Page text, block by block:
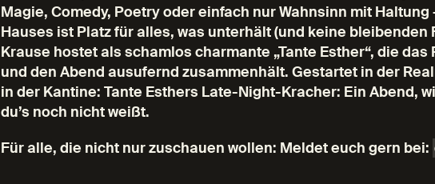
Magie, Comedy, Poetry oder einfach nur Wahnsinn mit Haltung
Hauses ist Platz für alles, was unterhält (und keine
Krause hostet als schamlos charmante „Tante Esther“, die
und den Abend ausufernd zusammenhält. Gestartet in der
in der Kantine: Tante Esthers Late-Night-Kracher: Ein Abend,
du’s noch nicht weißt.
Für alle, die nicht nur zuschauen wollen: Meldet euch gern bei: